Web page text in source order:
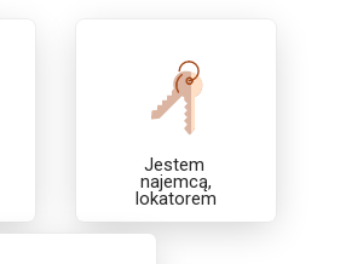
Jestem
najemcą,
lokatorem